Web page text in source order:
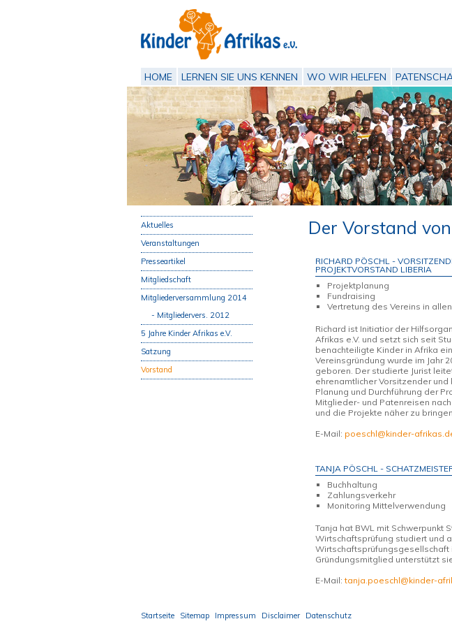
HOME LERNEN SIE UNS KENNEN WO WIR HELFEN
Aktuelles
Veranstaltungen
Presseartikel
Mitgliedschaft
Mitgliederversammlung 2014
Mitgliedervers. 2012
5 Jahre Kinder Afrikas e.V.
Satzung
Vorstand
Der Vorstand
RICHARD PÖSCHL -
PROJEKTVORSTAND LIBERIA
Projektplanung
Fundraising
Vertretung des Vereins in
Richard ist Initiatior der
Afrikas e.V. und setzt sich seit
benachteiligte Kinder in Afrika
Vereinsgründung wurde im Jahr
geboren. Der studierte Jurist
ehrenamtlicher Vorsitzender
Planung und Durchführung der
Mitglieder- und Patenreisen
und die Projekte näher zu
E-Mail: poeschl@kinder-
TANJA PÖSCHL -
Buchhaltung
Zahlungsverkehr
Monitoring Mittelverwendung
Tanja hat BWL mit Schwerpunkt
Wirtschaftsprüfung studiert und
Wirtschaftsprüfungsgesellschaft
Gründungsmitglied unterstützt
E-Mail:tanja.poeschl@kinder-
Startseite Sitemap Impressum Disclaimer Datenschutz